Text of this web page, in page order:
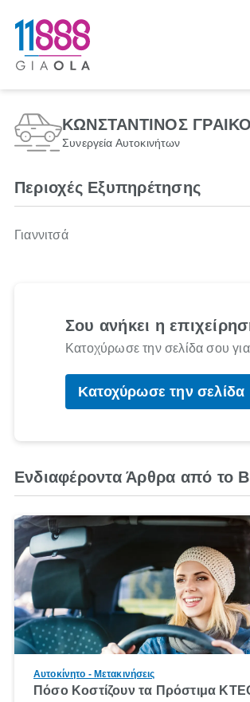
ΚΩΝΣΤΑΝΤΙΝΟΣ
Συνεργεία Αυτοκινήτων
Περιοχές Εξυπηρέτησης
Γιαννιτσά
Σου ανήκει η
Κατοχύρωσε την σελίδα σου
Κατοχύρωσε την σελίδα
Ενδιαφέροντα Άρθρα από το
Αυτοκίνητο - Μετακινήσεις
Πόσο Κοστίζουν τα Πρόστιμα